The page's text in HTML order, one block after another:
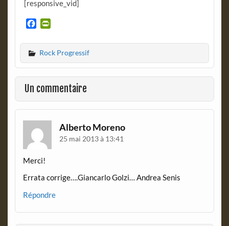
[responsive_vid]
c
e
b
o
o
k
i
n
t
F
r
i
Rock Progressif
Un commentaire
Alberto Moreno
25 mai 2013 à 13:41
Merci!
Errata corrige….Giancarlo Golzi… Andrea Senis
Répondre